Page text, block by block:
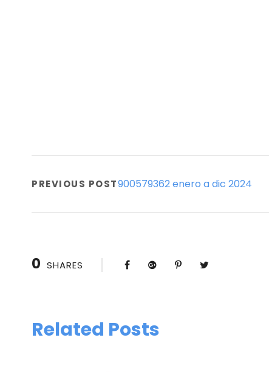
PREVIOUS POST900579362 enero a dic 2024
0 SHARES
Related Posts